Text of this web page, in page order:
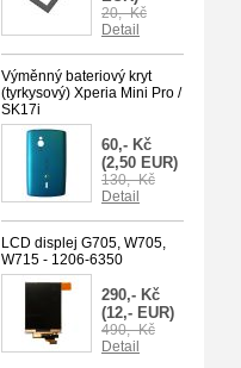
20,- Kč
Detail
Výměnný bateriový kryt
(tyrkysový) Xperia Mini Pro /
SK17i
60,- Kč
(2,50 EUR)
130,- Kč
Detail
LCD displej G705, W705,
W715 - 1206-6350
290,- Kč
(12,- EUR)
490,- Kč
Detail